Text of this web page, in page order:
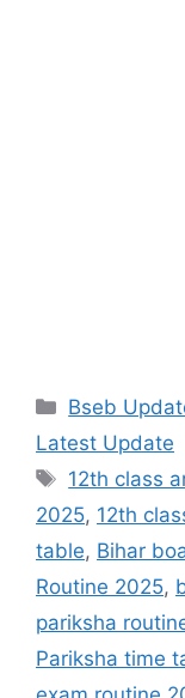
Categories
Bseb
Latest Update
Tags
12th class
2025, 12th
table, Bihar
Routine 2025,
pariksha
Pariksha time